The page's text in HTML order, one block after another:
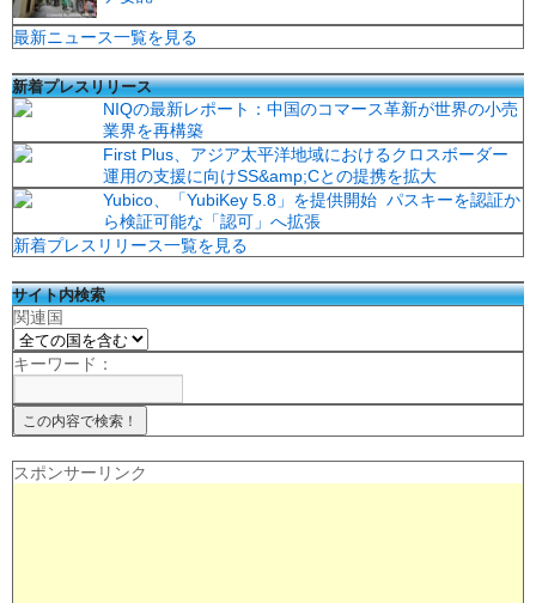
最新ニュース一覧を見る
新着プレスリリース
NIQの最新レポート：中国のコマース革新が世界の小売
業界を再構築
First Plus、アジア太平洋地域におけるクロスボーダー
運用の支援に向けSS&amp;Cとの提携を拡大
Yubico、「YubiKey 5.8」を提供開始 パスキーを認証か
ら検証可能な「認可」へ拡張
新着プレスリリース一覧を見る
サイト内検索
関連国
キーワード：
スポンサーリンク